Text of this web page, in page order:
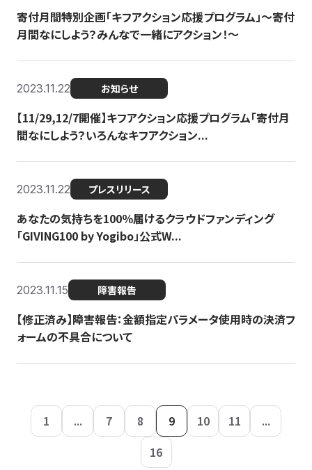
寄付月間特別企画「キフアクション応援プログラム」〜寄付
月間なにしよう？みんなで一緒にアクション！〜
2023.11.22 お知らせ
【11/29,12/7開催】キフアクション応援プログラム「寄付月
間なにしよう？いろんなキフアクション...
2023.11.22 プレスリリース
あなたの気持ちを100％届けるクラウドファンディング
「GIVING100 by Yogibo」公式W...
2023.11.15 障害報告
【修正済み】障害報告：金額指定パラメータ使用時の決済フ
ォームの不具合について
1 ... 7 8 9 10 11
...
16